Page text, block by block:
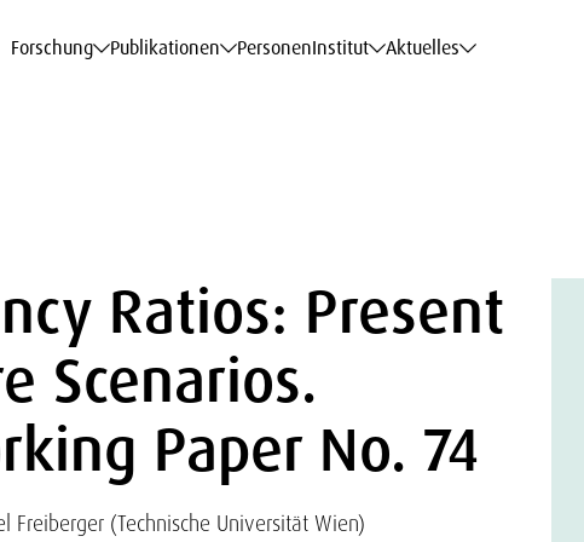
Forschung Publikationen PersonenInstitut Aktuelles
Ratios: Present
Scenarios.
Paper No. 74
Freiberger (Technische Universität Wien)